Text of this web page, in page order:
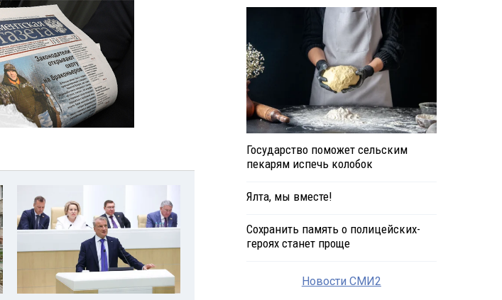
Государство поможет сельским
пекарям испечь колобок
Ялта, мы вместе!
Сохранить память о полицейских-
героях станет проще
Новости СМИ2